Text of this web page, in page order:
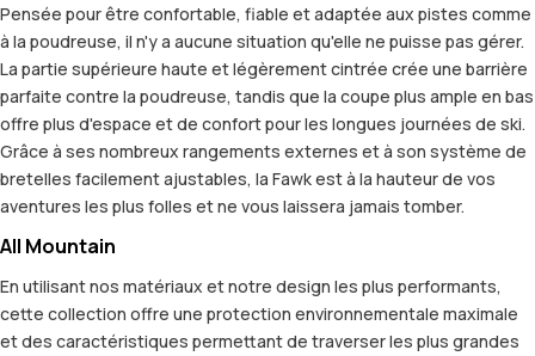
Pensée pour être confortable, fiable et adaptée aux pistes comme
à la poudreuse, il n'y a aucune situation qu'elle ne puisse pas gérer.
La partie supérieure haute et légèrement cintrée crée une barrière
parfaite contre la poudreuse, tandis que la coupe plus ample en bas
offre plus d'espace et de confort pour les longues journées de ski.
Grâce à ses nombreux rangements externes et à son système de
bretelles facilement ajustables, la Fawk est à la hauteur de vos
aventures les plus folles et ne vous laissera jamais tomber.
All Mountain
En utilisant nos matériaux et notre design les plus performants,
cette collection offre une protection environnementale maximale
et des caractéristiques permettant de traverser les plus grandes